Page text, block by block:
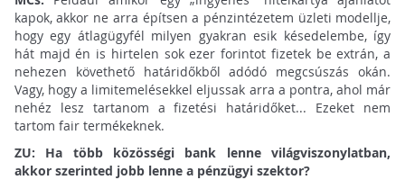
kapok, akkor ne arra építsen a pénzintézetem üzleti modellje,
hogy egy átlagügyfél milyen gyakran esik késedelembe, így
hát majd én is hirtelen sok ezer forintot fizetek be extrán, a
nehezen követhető határidőkből adódó megcsúszás okán.
Vagy, hogy a limitemelésekkel eljussak arra a pontra, ahol már
nehéz lesz tartanom a fizetési határidőket... Ezeket nem
tartom fair termékeknek.
ZU: Ha több közösségi bank lenne világviszonylatban,
akkor szerinted jobb lenne a pénzügyi szektor?